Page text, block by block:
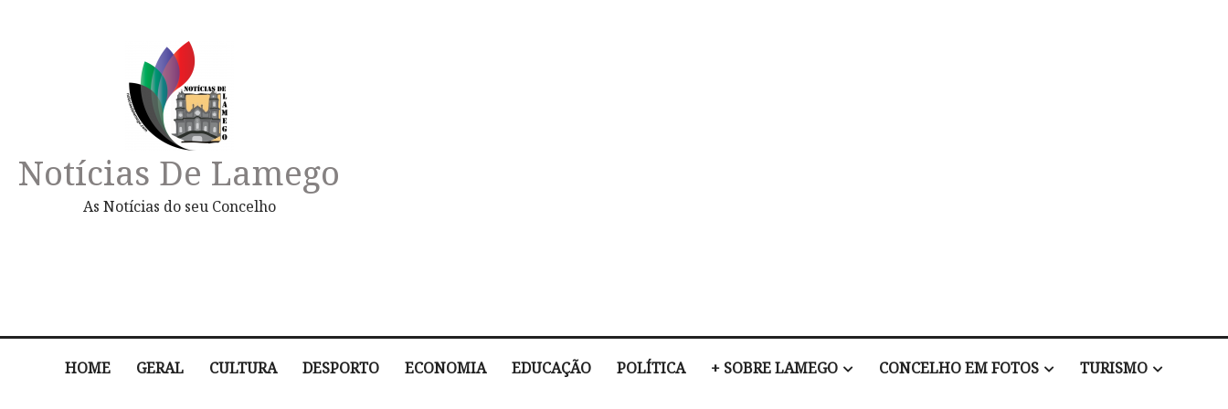
Notícias De Lamego
As Notícias do seu Concelho
HOME GERAL CULTURA DESPORTO ECONOMIA EDUCAÇÃO POLÍTICA + SOBRE LAMEGO CONCELHO EM FOTOS TURISMO